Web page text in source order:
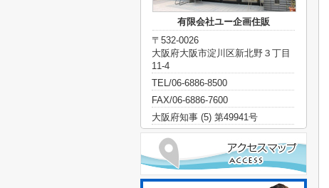
有限会社ユー企画住販
〒532-0026
大阪府大阪市淀川区新北野３丁目
11-4
TEL/06-6886-8500
FAX/06-6886-7600
大阪府知事 (5) 第49941号